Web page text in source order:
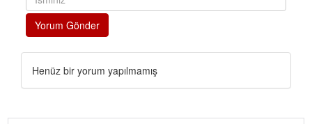
Yorum Gönder
Henüz bir yorum yapılmamış